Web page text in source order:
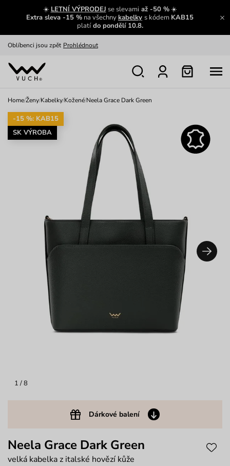
☀️ LETNÍ VÝPRODEJ se slevamiaž -50 %☀️
Extra sleva -15 % na všechnykabelky s kódem KAB15
platído pondělí 10.8.
Zajímavosti ze světa Vuch:
Zobrazit
Oblíbenci jsou zpět Prohlédnout
Nech se inspirovat
Home/Ženy/Kabelky/Kožené/Neela Grace Dark Green
1 / 8
Dárkové balení
-15 %: KAB15
SK VÝROBA
Neela Grace Dark Green
velká kabelka z italské hovězí kůže